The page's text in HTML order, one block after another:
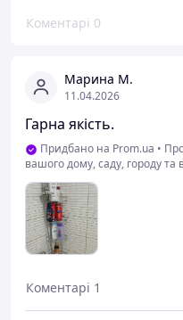
Коментарі 0
Марина М.
11.04.2026
Гарна якість.
Придбано на Prom.ua •
вашого дому, саду, городу та
Коментарі 1